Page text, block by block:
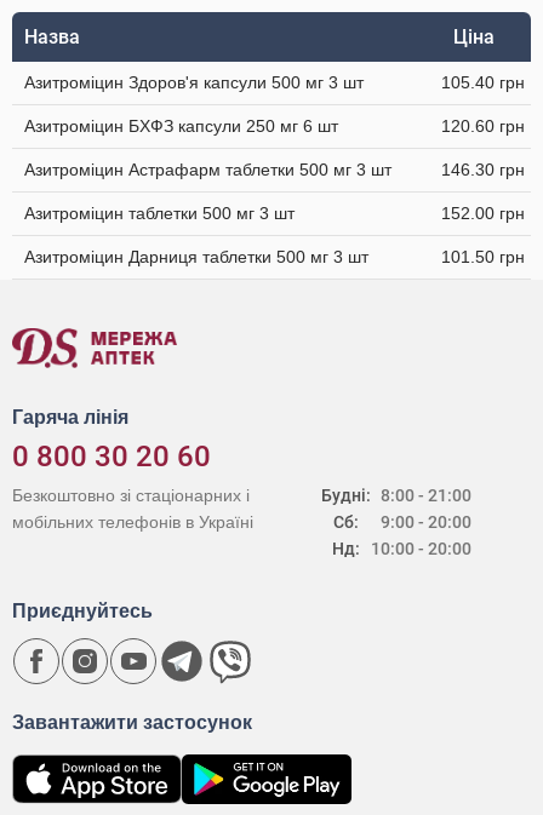
Назва Ціна
Азитроміцин Здоров'я капсули 500 мг 3 шт 105.40 грн
Азитроміцин БХФЗ капсули 250 мг 6 шт 120.60 грн
Азитроміцин Астрафарм таблетки 500 мг 3 шт 146.30 грн
Азитроміцин таблетки 500 мг 3 шт 152.00 грн
Азитроміцин Дарниця таблетки 500 мг 3 шт 101.50 грн
Гаряча лінія
0 800 30 20 60
Будні:
Сб:
Нд:
8:00 - 21:00
9:00 - 20:00
10:00 - 20:00
Безкоштовно зі стаціонарних і
мобільних телефонів в Україні
Завантажити застосунок
Приєднуйтесь